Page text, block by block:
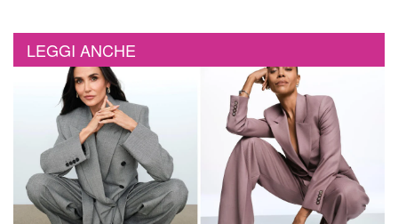
LEGGI ANCHE